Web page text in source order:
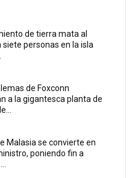
de tierra mata al
siete personas en la isla
de Foxconn
a la gigantesca planta de
Malasia se convierte en
poniendo fin a